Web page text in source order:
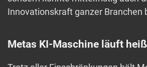
Innovationskraft ganzer Branchen
Metas KI-Maschine läuft heiß